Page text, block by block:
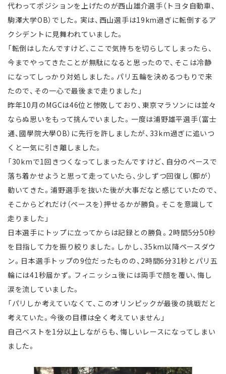
代わってポジションを上げたのが西山雄介選手（トヨタ自動車、
駒澤大学OB）でした。実は、西山選手は19km過ぎに転倒するア
クシデントに見舞われていました。
「転倒はしたんですけど、ここで気持ちを切らしてしまったら、
今までやってきたことが無駄になると思ったので、そこは冷静
になってしっかり対処しました。パリ五輪を決めるつもりで来
たので、その一心で最後まで走りました」
昨年10月のMGCは46位と惨敗しており、東京マラソンには並々
ならぬ思いをもって挑んでいました。一度は浦野雄平選手（富士
通、國學院大學OB）に先行を許しましたが、33km過ぎに追いつ
くと一気に引き離しました。
「30kmで1回きつくなってしまったんですけど、自分のペースで
落ち着かせようと思って走っていたら、少しずつ回復し（脚が）
動いてきた。浦野選手を抜いた後が大事だなと感じていたので、
そこからどれだけ（ペースを）押せるかが勝負。そこを意識して
走りました」
日本選手にトップに立ってからは記録との勝負。2時間5分50秒
を目指して力を振り絞りました。しかし、35km以降ペースダウ
ン。日本選手トップの9位だったものの、2時間6分31秒とパリ五
輪には41秒届かず。フィニッシュ後には両手で顔を覆い、悔し
涙を流していました。
「パリしか考えていなくて、このオリンピックが最後の挑戦だと
考えていた。今後の目標は全く考えていません」
自己ベストを1分以上しながらも、悔しいレースになってしまい
ました。